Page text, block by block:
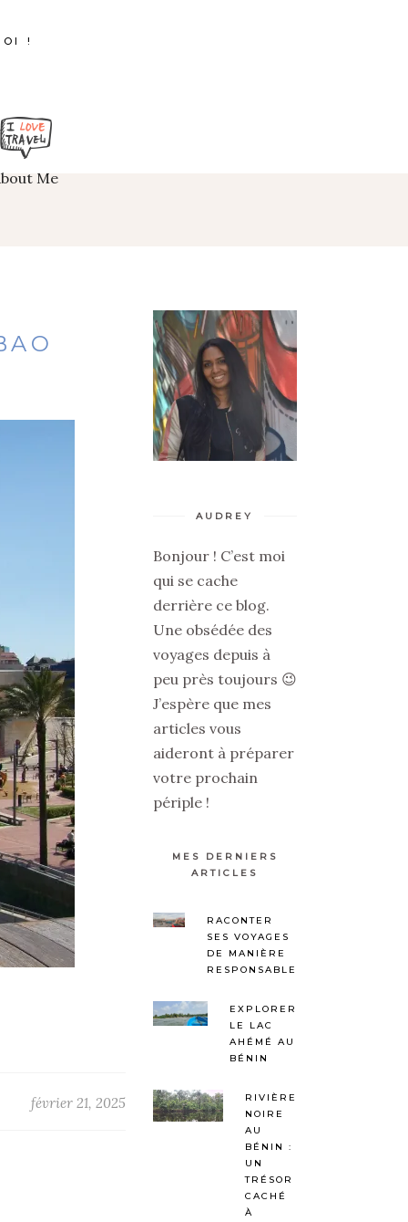
!
Me
février 21, 2025
AUDREY
Bonjour ! C’est moi
qui se cache
derrière ce blog.
Une obsédée des
voyages depuis à
peu près toujours 😉
J’espère que mes
articles vous
aideront à préparer
votre prochain
périple !
MES DERNIERS
ARTICLES
RACONTER
SES VOYAGES
DE MANIÈRE
RESPONSABLE
EXPLORER
LE LAC
AHÉMÉ AU
BÉNIN
RIVIÈRE
NOIRE
AU
BÉNIN :
UN
TRÉSOR
CACHÉ
À